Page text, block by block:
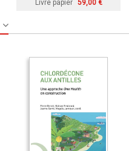
Livre papier 59,00 €